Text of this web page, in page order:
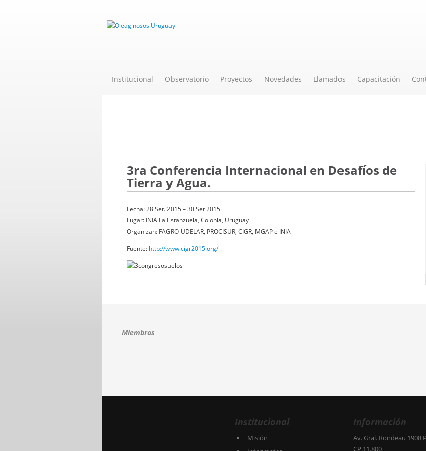
Institucional Observatorio Proyectos Novedades Llamados Capacitación
3ra Conferencia Internacional en Desafíos de
Tierra y Agua.
Fecha: 28 Set. 2015 – 30 Set 2015
Lugar: INIA La Estanzuela, Colonia, Uruguay
Organizan: FAGRO-UDELAR, PROCISUR, CIGR, MGAP e INIA
Fuente: http://www.cigr2015.org/
Miembros
Institucional
Misión
Información
Av. Gral. Rondeau 1908
CP 11.800